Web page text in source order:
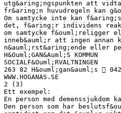
utg&aring;ngspunkten att
fr&aring;n huvudregeln kan
Om samtycke inte kan
det, f&aring;r individens
om samtycke f&ouml;religger
inneb&auml;r att ingen
n&auml;rst&aring;ende eller
H&Ouml;GAN&Auml;S KOMMUN
SOCIALF&Ouml;RVALTNINGEN
263 82 H&ouml;gan&auml;s 
WWW.HOGANAS.SE
2 (3)
Ett exempel:
En person med
Den person som har